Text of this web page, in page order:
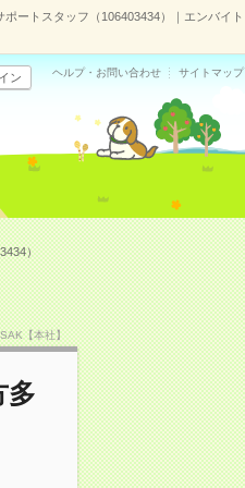
ートスタッフ（106403434）｜エンバイト
ン ヘルプ・お問い合わせ サイトマップ
）
【本社】
多